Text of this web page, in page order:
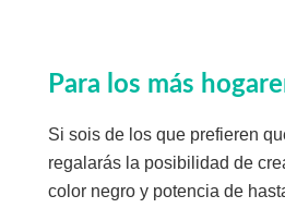
Para los más
Si sois de los que prefieren
regalarás la posibilidad de
color negro y potencia de